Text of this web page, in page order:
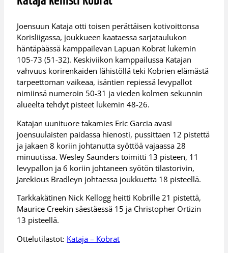
Joensuun Kataja otti toisen perättäisen kotivoittonsa
Korisliigassa, joukkueen kaataessa sarjataulukon
häntäpäässä kamppailevan Lapuan Kobrat lukemin
105-73 (51-32). Keskiviikon kamppailussa Katajan
vahvuus korirenkaiden lähistöllä teki Kobrien elämästä
tarpeettoman vaikeaa, isäntien repiessä levypallot
nimiinsä numeroin 50-31 ja vieden kolmen sekunnin
alueelta tehdyt pisteet lukemin 48-26.
Katajan uunituore takamies Eric Garcia avasi
joensuulaisten paidassa hienosti, pussittaen 12 pistettä
ja jakaen 8 koriin johtanutta syöttöä vajaassa 28
minuutissa. Wesley Saunders toimitti 13 pisteen, 11
levypallon ja 6 koriin johtaneen syötön tilastorivin,
Jarekious Bradleyn johtaessa joukkuetta 18 pisteellä.
Tarkkakätinen Nick Kellogg heitti Kobrille 21 pistettä,
Maurice Creekin säestäessä 15 ja Christopher Ortizin
13 pisteellä.
Ottelutilastot: Kataja – Kobrat